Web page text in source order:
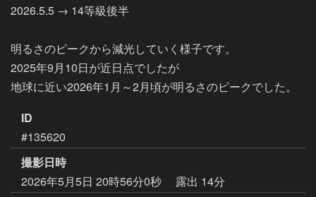
2026.5.5 → 14等級後半
明るさのピークから減光していく様子です。
2025年9月10日が近日点でしたが
地球に近い2026年1月～2月頃が明るさのピークでした。
ID
#135620
撮影日時
2026年5月5日 20時56分0秒
露出 14分